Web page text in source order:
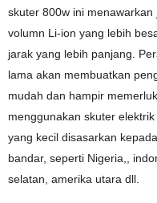
skuter 800w ini
volumn Li-ion yang lebih
jarak yang lebih panjang.
lama akan membuatkan
mudah dan hampir
menggunakan skuter
yang kecil disasarkan
bandar, seperti Nigeria,,
selatan, amerika utara dll.